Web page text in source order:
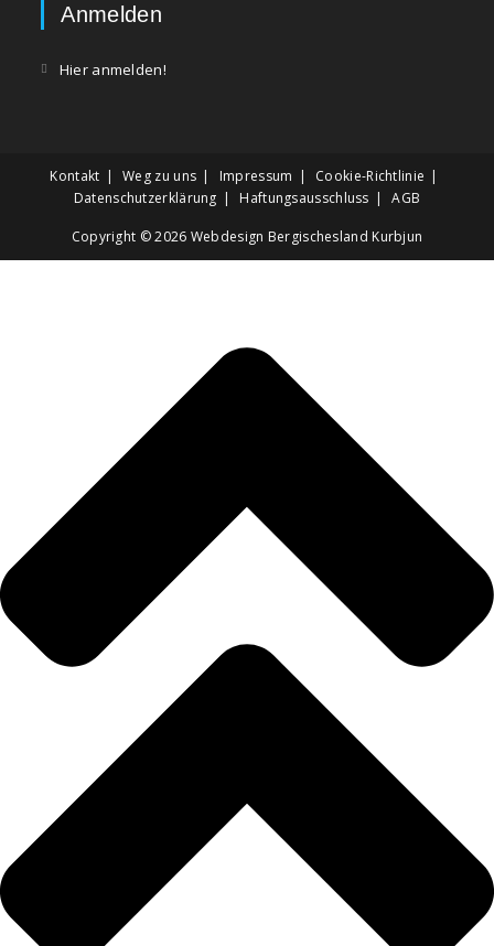
Anmelden
Hier anmelden!
Kontakt Weg zu uns Impressum
Cookie-Richtlinie
Datenschutzerklärung
Haftungsausschluss AGB
Copyright © 2026 Webdesign Bergischesland Kurbjun